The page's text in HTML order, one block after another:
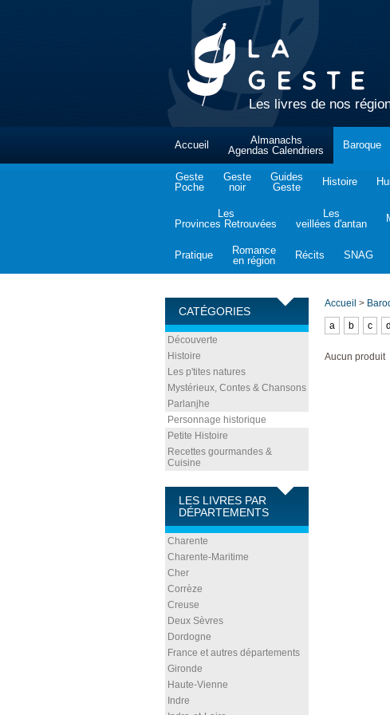
Les livres de nos
Accueil
Almanachs
Agendas Calendriers
Baroque
Geste
Poche
Geste
noir
Guides
Geste
Histoire
Les
Provinces Retrouvées
Les
veillées d'antan
Pratique
Romance
en région
Récits SNAG
CATÉGORIES
Découverte
Histoire
Les p'tites natures
Mystérieux, Contes & Chansons
Parlanjhe
Personnage historique
Petite Histoire
Recettes gourmandes &
Cuisine
LES LIVRES PAR
DÉPARTEMENTS
Charente
Charente-Maritime
Cher
Corrèze
Creuse
Deux Sèvres
Dordogne
France et autres départements
Gironde
Haute-Vienne
Indre
Accueil >
a
b c d
Aucun produit